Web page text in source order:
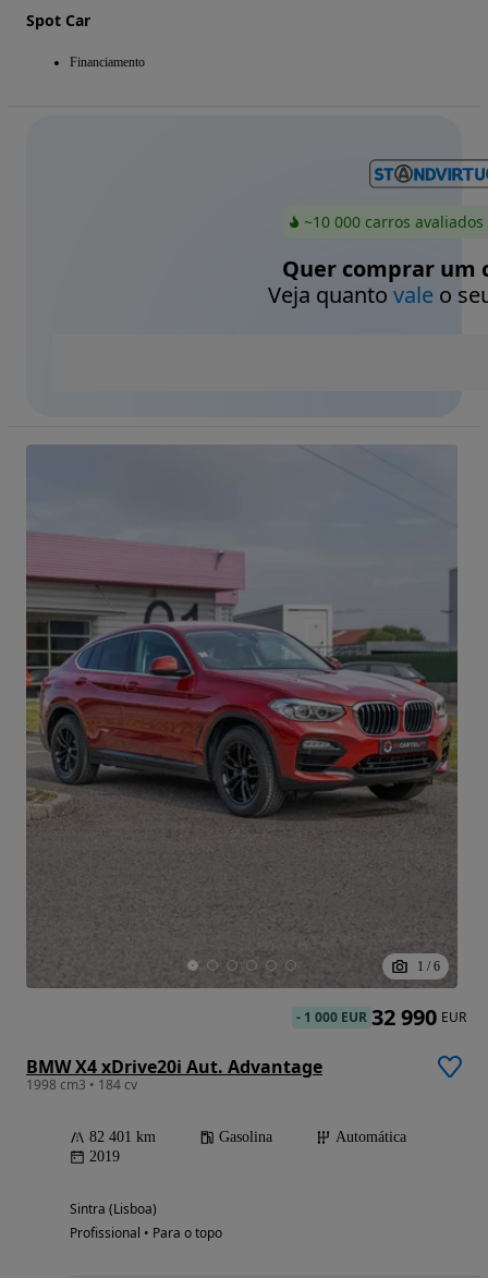
Spot Car
Financiamento
~10 000 carros
Quer comprar um
Veja quanto valeo
1 / 6
BMW X4 xDrive20i Aut. Advantage
1998 cm3 • 184 cv
82 401 km Gasolina
Automática
2019
Sintra (Lisboa)
Profissional • Para o topo
- 1 000 EUR 32 990 EUR